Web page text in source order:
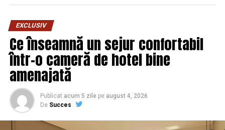
EXCLUSIV
Ce înseamnă un sejur confortabil
într-o cameră de hotel bine
amenajată
Publicat acum 5 zile pe august 4, 2026
De Succes